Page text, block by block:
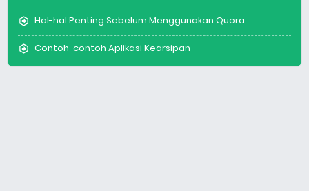
Hal-hal Penting Sebelum Menggunakan Quora
Contoh-contoh Aplikasi Kearsipan